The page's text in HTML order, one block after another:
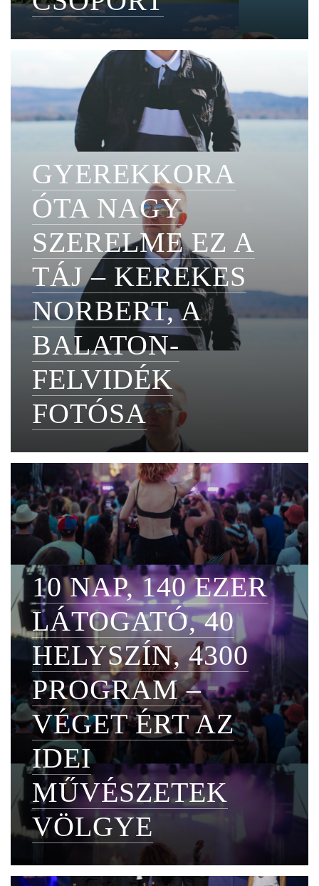
GYEREKKORA
ÓTA NAGY
SZERELME EZ A
TÁJ – KEREKES
NORBERT, A
BALATON-
FELVIDÉK
FOTÓSA
10 NAP, 140 EZER
LÁTOGATÓ, 40
HELYSZÍN, 4300
PROGRAM –
VÉGET ÉRT AZ
IDEI
MŰVÉSZETEK
VÖLGYE